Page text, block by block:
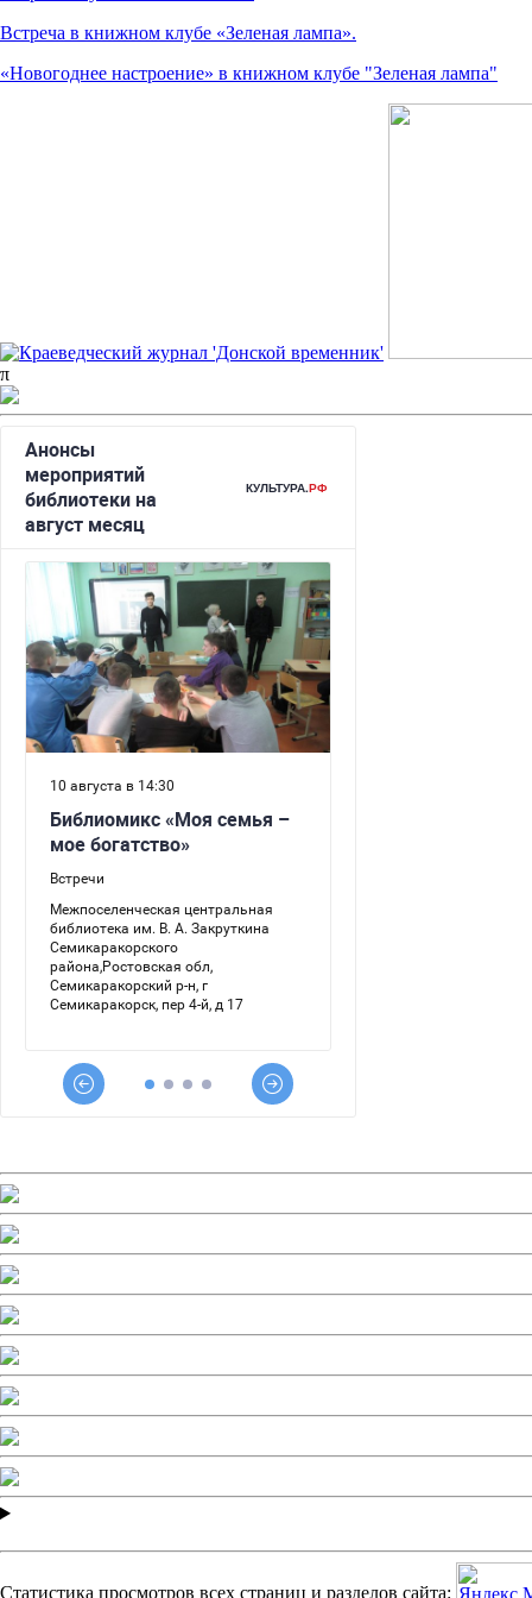
Встреча в книжном клубе «Зеленая лампа».
«Новогоднее настроение» в книжном клубе "Зеленая лампа"
π
Статистика просмотров всех страниц и разделов сайта: